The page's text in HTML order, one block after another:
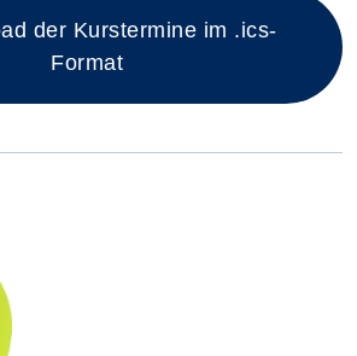
der Kurstermine im .ics-
Format